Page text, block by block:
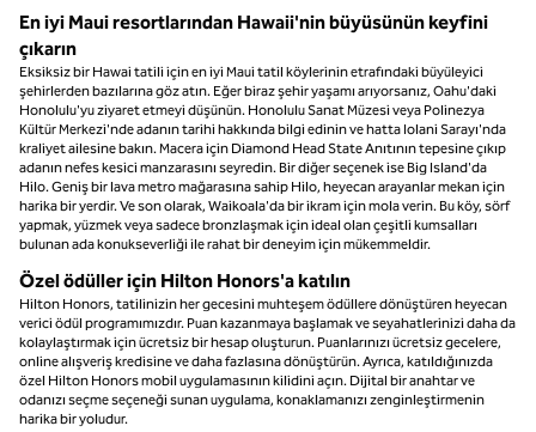
En iyi Maui resortlarından Hawaii'nin büyüsünün keyfini
çıkarın
Eksiksiz bir Hawai tatili için en iyi Maui tatil köylerinin etrafındaki büyüleyici
şehirlerden bazılarına göz atın. Eğer biraz şehir yaşamı arıyorsanız, Oahu'daki
Honolulu'yu ziyaret etmeyi düşünün. Honolulu Sanat Müzesi veya Polinezya
Kültür Merkezi'nde adanın tarihi hakkında bilgi edinin ve hatta Iolani Sarayı'nda
kraliyet ailesine bakın. Macera için Diamond Head State Anıtının tepesine çıkıp
adanın nefes kesici manzarasını seyredin. Bir diğer seçenek ise Big Island'da
Hilo. Geniş bir lava metro mağarasına sahip Hilo, heyecan arayanlar mekan için
harika bir yerdir. Ve son olarak, Waikoala'da bir ikram için mola verin. Bu köy, sörf
yapmak, yüzmek veya sadece bronzlaşmak için ideal olan çeşitli kumsalları
bulunan ada konukseverliği ile rahat bir deneyim için mükemmeldir.
Özel ödüller için Hilton Honors'a katılın
Hilton Honors, tatilinizin her gecesini muhteşem ödüllere dönüştüren heyecan
verici ödül programımızdır. Puan kazanmaya başlamak ve seyahatlerinizi daha da
kolaylaştırmak için ücretsiz bir hesap oluşturun. Puanlarınızı ücretsiz gecelere,
online alışveriş kredisine ve daha fazlasına dönüştürün. Ayrıca, katıldığınızda
özel Hilton Honors mobil uygulamasının kilidini açın. Dijital bir anahtar ve
odanızı seçme seçeneği sunan uygulama, konaklamanızı zenginleştirmenin
harika bir yoludur.